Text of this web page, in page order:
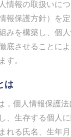
情報の取扱いに
報保護方針）を定
みを構築し、個
底させることに
す。
は
，個人情報保護
、生存する個人
れる氏名、生年